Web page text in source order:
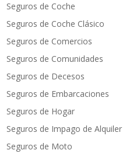
Seguros de Coche
Seguros de Coche Clásico
Seguros de Comercios
Seguros de Comunidades
Seguros de Decesos
Seguros de Embarcaciones
Seguros de Hogar
Seguros de Impago de Alquiler
Seguros de Moto